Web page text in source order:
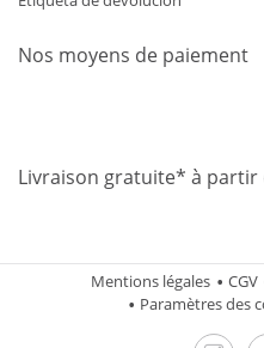
Nos moyens de paiement
Livraison gratuite* à
Mentions légales CGV
Paramètres des